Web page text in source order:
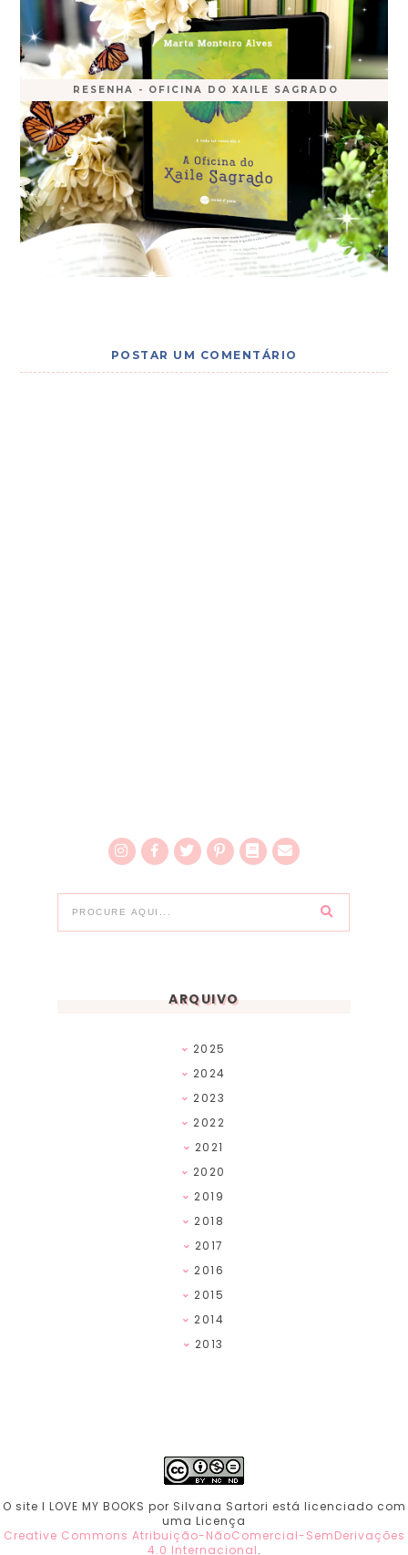
RESENHA - OFICINA DO XAILE SAGRADO
POSTAR UM COMENTÁRIO
ARQUIVO
2025
2024
2023
2022
2021
2020
2019
2018
2017
2016
2015
2014
2013
O site I LOVE MY BOOKS por Silvana Sartori está licenciado com
uma Licença
Creative Commons Atribuição-NãoComercial-SemDerivações
4.0 Internacional.